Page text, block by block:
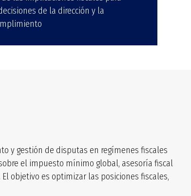
de la dirección y la
y gestión de disputas en regímenes fiscales
el impuesto mínimo global, asesoría fiscal
objetivo es optimizar las posiciones fiscales,